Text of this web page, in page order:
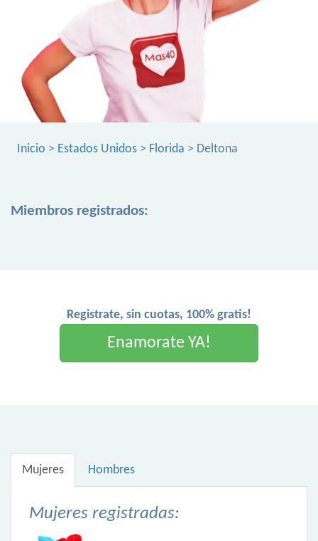
Inicio > Estados Unidos > Florida > Deltona
Miembros registrados:
Registrate, sin cuotas, 100% gratis!
Enamorate YA!
Mujeres Hombres
Mujeres registradas: